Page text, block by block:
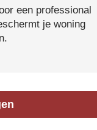
een professional
je woning